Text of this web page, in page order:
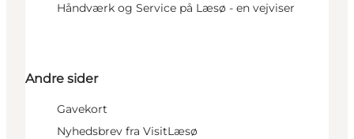
Håndværk og Service på Læsø - en vejviser
Andre sider
Gavekort
Nyhedsbrev fra VisitLæsø